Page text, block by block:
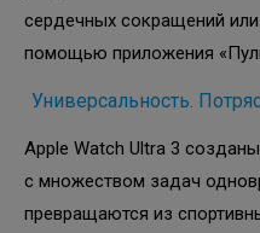
сердечных сокращений
помощью приложения
Универсальность.
Apple Watch Ultra 3
с множеством задач
превращаются из